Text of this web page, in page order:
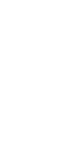
et des